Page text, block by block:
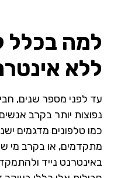
למה בכלל
ללא
עד לפני מספר שנים,
נפוצות יותר בקרב
כמו טלפונים מדגמים
מתקדמים, או בקרב מי
באינטרנט נייד